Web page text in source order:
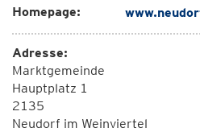
Homepage:
Adresse:
Marktgemeinde
Hauptplatz 1
2135
Neudorf im Weinviertel